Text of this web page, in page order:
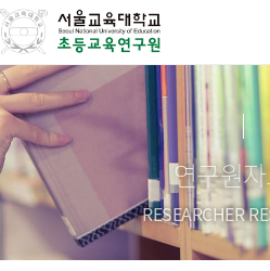
연구원
RESEARCHER